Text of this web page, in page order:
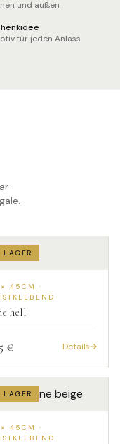
und außen
für jeden Anlass
·
LAGER
45CM ·
hell
€ Details
LAGER
45CM ·